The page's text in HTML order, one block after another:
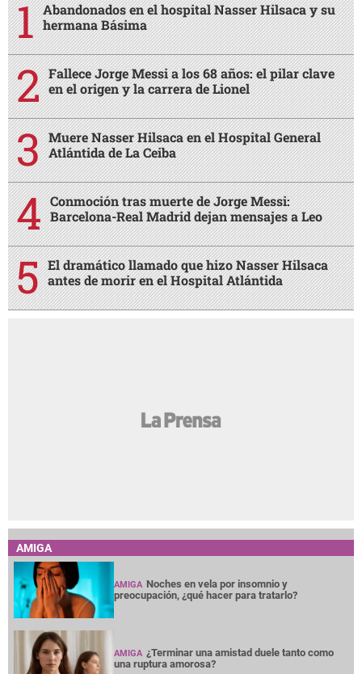
Abandonados en el hospital Nasser Hilsaca y su
hermana Básima
Fallece Jorge Messi a los 68 años: el pilar clave
en el origen y la carrera de Lionel
Muere Nasser Hilsaca en el Hospital General
Atlántida de La Ceiba
Conmoción tras muerte de Jorge Messi:
Barcelona-Real Madrid dejan mensajes a Leo
El dramático llamado que hizo Nasser Hilsaca
antes de morir en el Hospital Atlántida
AMIGA
AMIGA Noches en vela por insomnio y
preocupación, ¿qué hacer para tratarlo?
AMIGA ¿Terminar una amistad duele tanto como
una ruptura amorosa?